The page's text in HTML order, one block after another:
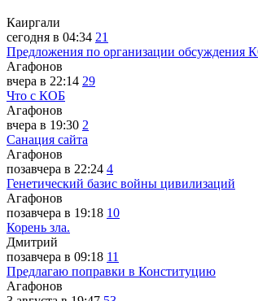
Каиргали
сегодня в 04:34 21
Предложения по организации обсуждения
Агафонов
вчера в 22:14 29
Что с КОБ
Агафонов
вчера в 19:30 2
Санация сайта
Агафонов
позавчера в 22:24 4
Генетический базис войны цивилизаций
Агафонов
позавчера в 19:18 10
Корень зла.
Дмитрий
позавчера в 09:18 11
Предлагаю поправки в Конституцию
Агафонов